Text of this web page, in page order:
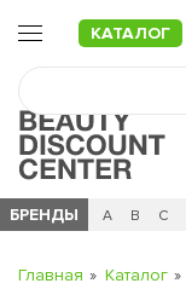
КАТАЛОГ
БРЕНДЫ
Ч 0 - 9 A B C
Главная Каталог